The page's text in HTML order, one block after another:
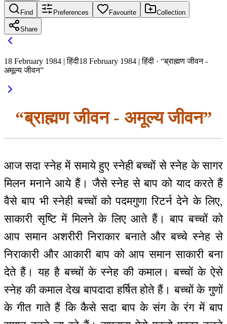
Find Preferences Favourite Collection
Share
18 February 1984 | हिंदी18 February 1984 | हिंदी · “ब्राह्मण जीवन -
अमूल्य जीवन”
“ब्राह्मण जीवन - अमूल्य जीवन”
आज सदा स्नेह में समाये हुए स्नेही बच्चों से स्नेह के सागर
मिलन मनाने आये हैं। जैसे स्नेह से बाप को याद करते हैं
वैसे बाप भी स्नेही बच्चों को पदमगुणा रिटर्न देने के लिए,
साकारी सृष्टि में मिलने के लिए आते हैं। बाप बच्चों को
आप समान अशरीरी निराकार बनाते और बच्चे स्नेह से
निराकारी और आकारी बाप को आप समान साकारी बना
देते हैं। यह है बच्चों के स्नेह की कमाल। बच्चों के ऐसे
स्नेह की कमाल देख बापदादा हर्षित होते हैं। बच्चों के गुणों
के गीत गाते हैं कि कैसे सदा बाप के संग के रंग में बाप